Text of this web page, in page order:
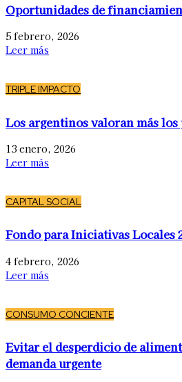
Oportunidades de
5 febrero, 2026
Leer más
TRIPLE IMPACTO
Los argentinos valoran más
13 enero, 2026
Leer más
CAPITAL SOCIAL
Fondo para Iniciativas Locales
4 febrero, 2026
Leer más
CONSUMO CONCIENTE
Evitar el desperdicio de
demanda urgente